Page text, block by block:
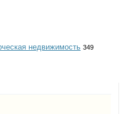
недвижимость 349